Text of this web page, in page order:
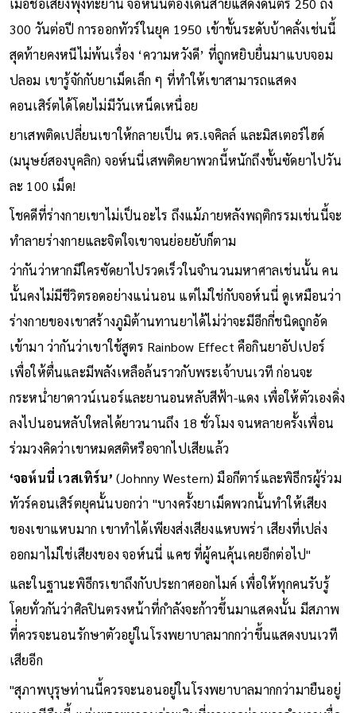
เมื่อชื่อเสียงพุ่งทะยาน จอห์นนี่ต้องเดินสายแสดงดนตรี 250 ถึง
300 วันต่อปี การออกทัวร์ในยุค 1950 เข้าขั้นระดับบ้าคลั่งเช่นนี้
สุดท้ายคงหนีไม่พ้นเรื่อง ‘ความหวังดี’ ที่ถูกหยิบยื่นมาแบบจอม
ปลอม เขารู้จักกับยาเม็ดเล็ก ๆ ที่ทำให้เขาสามารถแสดง
คอนเสิร์ตได้โดยไม่มีวันเหน็ดเหนื่อย
ยาเสพติดเปลี่ยนเขาให้กลายเป็น ดร.เจคิลล์ และมิสเตอร์ไฮด์
(มนุษย์สองบุคลิก) จอห์นนี่เสพติดยาพวกนี้หนักถึงขั้นซัดยาไปวัน
ละ 100 เม็ด!
โชคดีที่ร่างกายเขาไม่เป็นอะไร ถึงแม้ภายหลังพฤติกรรมเช่นนี้จะ
ทำลายร่างกายและจิตใจเขาจนย่อยยับก็ตาม
ว่ากันว่าหากมีใครซัดยาไปรวดเร็วในจำนวนมหาศาลเช่นนั้น คน
นั้นคงไม่มีชีวิตรอดอย่างแน่นอน แต่ไม่ใช่กับจอห์นนี่ ดูเหมือนว่า
ร่างกายของเขาสร้างภูมิต้านทานยาได้ไม่ว่าจะมีอีกกี่ชนิดถูกอัด
เข้ามา ว่ากันว่าเขาใช้สูตร Rainbow Effect คือกินยาอัปเปอร์
เพื่อให้ตื่นและมีพลังเหลือล้นราวกับพระเจ้าบนเวที ก่อนจะ
กระหน่ำยาดาวน์เนอร์และยานอนหลับสีฟ้า-แดง เพื่อให้ตัวเองดิ่ง
ลงไปนอนหลับใหลได้ยาวนานถึง 18 ชั่วโมง จนหลายครั้งเพื่อน
ร่วมวงคิดว่าเขาหมดสติหรือจากไปเสียแล้ว
‘จอห์นนี่ เวสเทิร์น’(Johnny Western) มือกีตาร์และพิธีกรผู้ร่วม
ทัวร์คอนเสิร์ตยุคนั้นบอกว่า "บางครั้งยาเม็ดพวกนั้นทำให้เสียง
ของเขาแหบมาก เขาทำได้เพียงส่งเสียงแหบพร่า เสียงที่เปล่ง
ออกมาไม่ใช่เสียงของ จอห์นนี่ แคช ที่ผู้คนคุ้นเคยอีกต่อไป"
และในฐานะพิธีกรเขาถึงกับประกาศออกไมค์ เพื่อให้ทุกคนรับรู้
โดยทั่วกันว่าศิลปินตรงหน้าที่กำลังจะก้าวขึ้นมาแสดงนั้น มีสภาพ
ที่่ควรจะนอนรักษาตัวอยู่ในโรงพยาบาลมากกว่าขึ้นแสดงบนเวที